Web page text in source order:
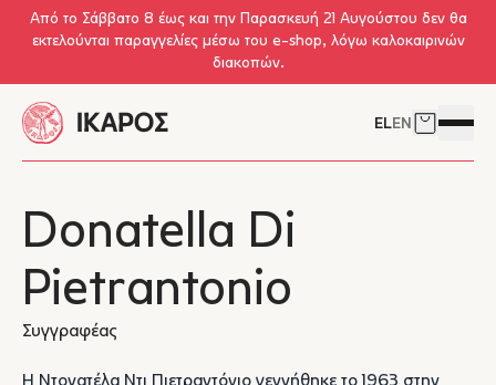
Skip to main content
Από το Σάββατο 8 έως και την Παρασκευή 21 Αυγούστου δεν θα
εκτελούνται παραγγελίες μέσω του e-shop, λόγω καλοκαιρινών
διακοπών.
ELEN Δείτε το
Donatella Di
Pietrantonio
Συγγραφέας